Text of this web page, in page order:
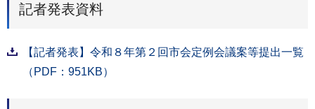
記者発表資料
【記者発表】令和８年第２回市会定例会議案等提出一覧
（PDF：951KB）